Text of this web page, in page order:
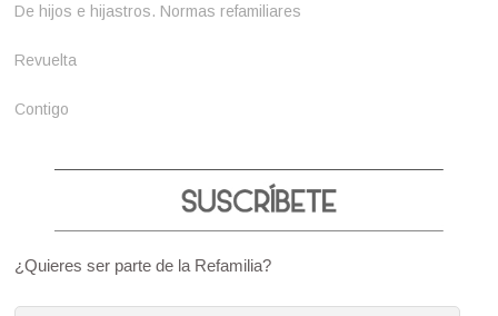
De hijos e hijastros. Normas refamiliares
Revuelta
Contigo
¿Quieres ser parte de la Refamilia?